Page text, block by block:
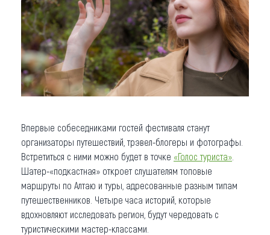
Впервые собеседниками гостей фестиваля станут
организаторы путешествий, трэвел-блогеры и фотографы.
Встретиться с ними можно будет в точке «Голос туриста»
Шатер-«подкастная» откроет слушателям топовые
маршруты по Алтаю и туры, адресованные разным типам
путешественников. Четыре часа историй, которые
вдохновляют исследовать регион, будут чередовать с
туристическими мастер-классами.